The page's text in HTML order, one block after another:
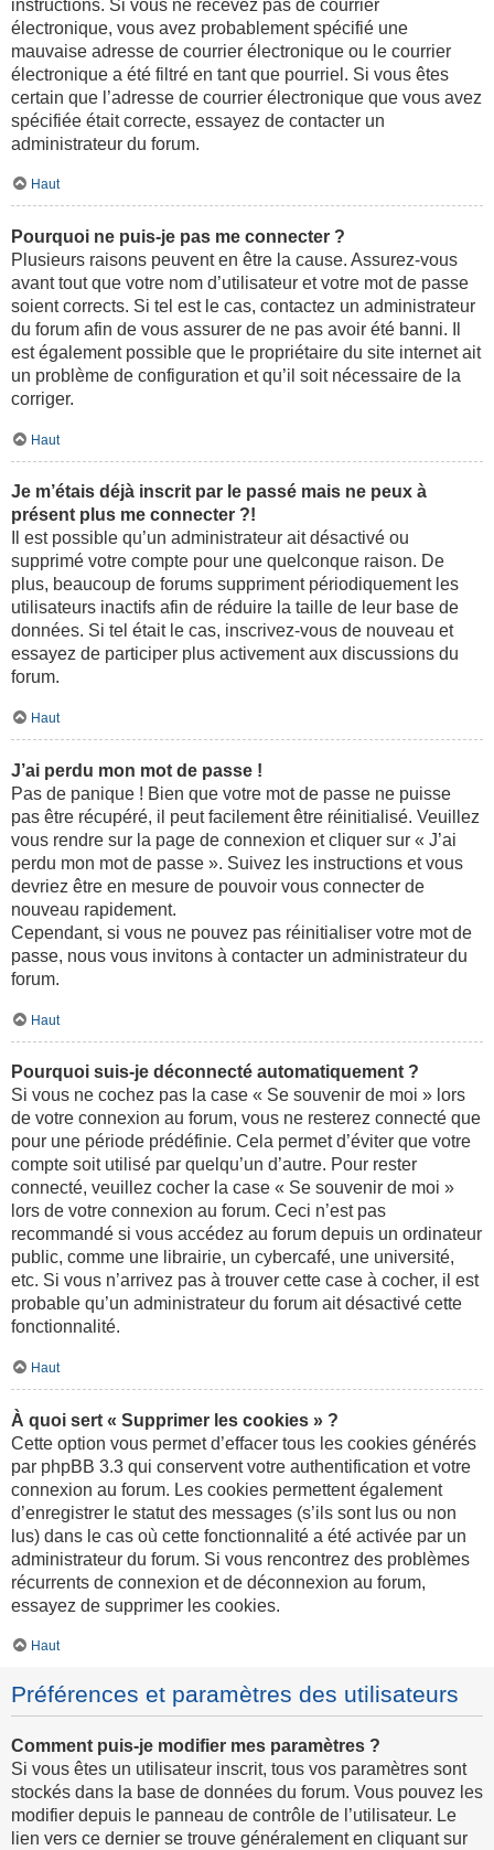
instructions. Si vous ne recevez pas de courrier
électronique, vous avez probablement spécifié une
mauvaise adresse de courrier électronique ou le courrier
électronique a été filtré en tant que pourriel. Si vous êtes
certain que l’adresse de courrier électronique que vous avez
spécifiée était correcte, essayez de contacter un
administrateur du forum.
Haut
Pourquoi ne puis-je pas me connecter ?
Plusieurs raisons peuvent en être la cause. Assurez-vous
avant tout que votre nom d’utilisateur et votre mot de passe
soient corrects. Si tel est le cas, contactez un administrateur
du forum afin de vous assurer de ne pas avoir été banni. Il
est également possible que le propriétaire du site internet ait
un problème de configuration et qu’il soit nécessaire de la
corriger.
Haut
Je m’étais déjà inscrit par le passé mais ne peux à
présent plus me connecter ?!
Il est possible qu’un administrateur ait désactivé ou
supprimé votre compte pour une quelconque raison. De
plus, beaucoup de forums suppriment périodiquement les
utilisateurs inactifs afin de réduire la taille de leur base de
données. Si tel était le cas, inscrivez-vous de nouveau et
essayez de participer plus activement aux discussions du
forum.
Haut
J’ai perdu mon mot de passe !
Pas de panique ! Bien que votre mot de passe ne puisse
pas être récupéré, il peut facilement être réinitialisé. Veuillez
vous rendre sur la page de connexion et cliquer sur « J’ai
perdu mon mot de passe ». Suivez les instructions et vous
devriez être en mesure de pouvoir vous connecter de
nouveau rapidement.
Cependant, si vous ne pouvez pas réinitialiser votre mot de
passe, nous vous invitons à contacter un administrateur du
forum.
Haut
Pourquoi suis-je déconnecté automatiquement ?
Si vous ne cochez pas la case « Se souvenir de moi » lors
de votre connexion au forum, vous ne resterez connecté que
pour une période prédéfinie. Cela permet d’éviter que votre
compte soit utilisé par quelqu’un d’autre. Pour rester
connecté, veuillez cocher la case « Se souvenir de moi »
lors de votre connexion au forum. Ceci n’est pas
recommandé si vous accédez au forum depuis un ordinateur
public, comme une librairie, un cybercafé, une université,
etc. Si vous n’arrivez pas à trouver cette case à cocher, il est
probable qu’un administrateur du forum ait désactivé cette
fonctionnalité.
Haut
À quoi sert « Supprimer les cookies » ?
Cette option vous permet d’effacer tous les cookies générés
par phpBB 3.3 qui conservent votre authentification et votre
connexion au forum. Les cookies permettent également
d’enregistrer le statut des messages (s’ils sont lus ou non
lus) dans le cas où cette fonctionnalité a été activée par un
administrateur du forum. Si vous rencontrez des problèmes
récurrents de connexion et de déconnexion au forum,
essayez de supprimer les cookies.
Haut
Préférences et paramètres des utilisateurs
Comment puis-je modifier mes paramètres ?
Si vous êtes un utilisateur inscrit, tous vos paramètres sont
stockés dans la base de données du forum. Vous pouvez les
modifier depuis le panneau de contrôle de l’utilisateur. Le
lien vers ce dernier se trouve généralement en cliquant sur